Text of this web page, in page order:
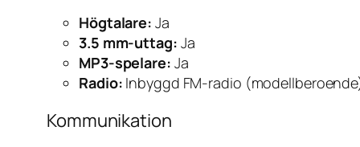
Högtalare: Ja
3.5 mm-uttag: Ja
MP3-spelare: Ja
Radio: Inbyggd FM-radio
Kommunikation